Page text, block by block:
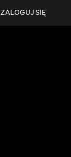
ZALOGUJ SIĘ